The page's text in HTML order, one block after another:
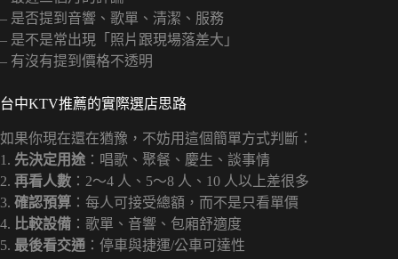
– 是否提到音響、歌單、清潔、服務
– 是不是常出現「照片跟現場落差大」
– 有沒有提到價格不透明
台中KTV推薦的實際選店思路
如果你現在還在猶豫，不妨用這個簡單方式判斷：
1. 先決定用途 ：唱歌、聚餐、慶生、談事情
2. 再看人數 ：2～4 人、5～8 人、10 人以上差很多
3. 確認預算 ：每人可接受總額，而不是只看單價
4. 比較設備 ：歌單、音響、包廂舒適度
5. 最後看交通 ：停車與捷運/公車可達性